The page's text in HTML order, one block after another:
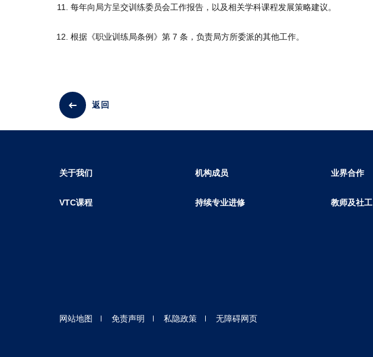
每年向局方呈交训练委员会工作报告，以及相关学科课程发展策略建议。
根据《职业训练局条例》第 7 条，负责局方所委派的其他工作。
返回
关于我们 机构成员 业界合作
VTC课程 持续专业进修 教师及社工
网站地图 免责声明 私隐政策 无障碍网页